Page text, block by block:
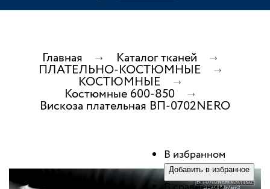
Главная Каталог тканей
ПЛАТЕЛЬНО-КОСТЮМНЫЕ
КОСТЮМНЫЕ
Костюмные 600-850
Вискоза плательная ВП-0702NERO
В избранном
Добавить в избранное